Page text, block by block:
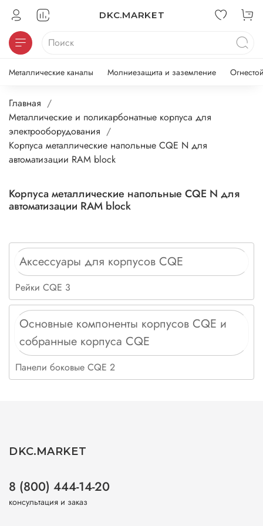
DKC.MARKET
Металлические каналы Молниезащита и заземление
Главная
Металлические и поликарбонатные корпуса для
электрооборудования
Корпуса металлические напольные CQE N для
автоматизации RAM block
Корпуса металлические напольные CQE N для
автоматизации RAM block
Аксессуары для корпусов CQE
Рейки CQE 3
Основные компоненты корпусов CQE и
собранные корпуса CQE
Панели боковые CQE 2
DKC.MARKET
8 (800) 444-14-20
консультация и заказ